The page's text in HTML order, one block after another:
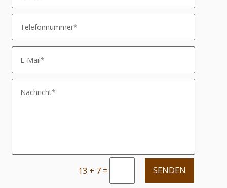
13 + 7 = SENDEN